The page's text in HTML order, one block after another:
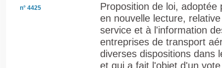
n° 4425
Proposition de loi, adoptée
en nouvelle lecture,
service et à l'information
entreprises de transport
diverses dispositions dans
et qui a fait l'objet d'un